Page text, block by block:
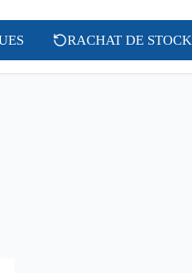
RACHAT DE STOCK